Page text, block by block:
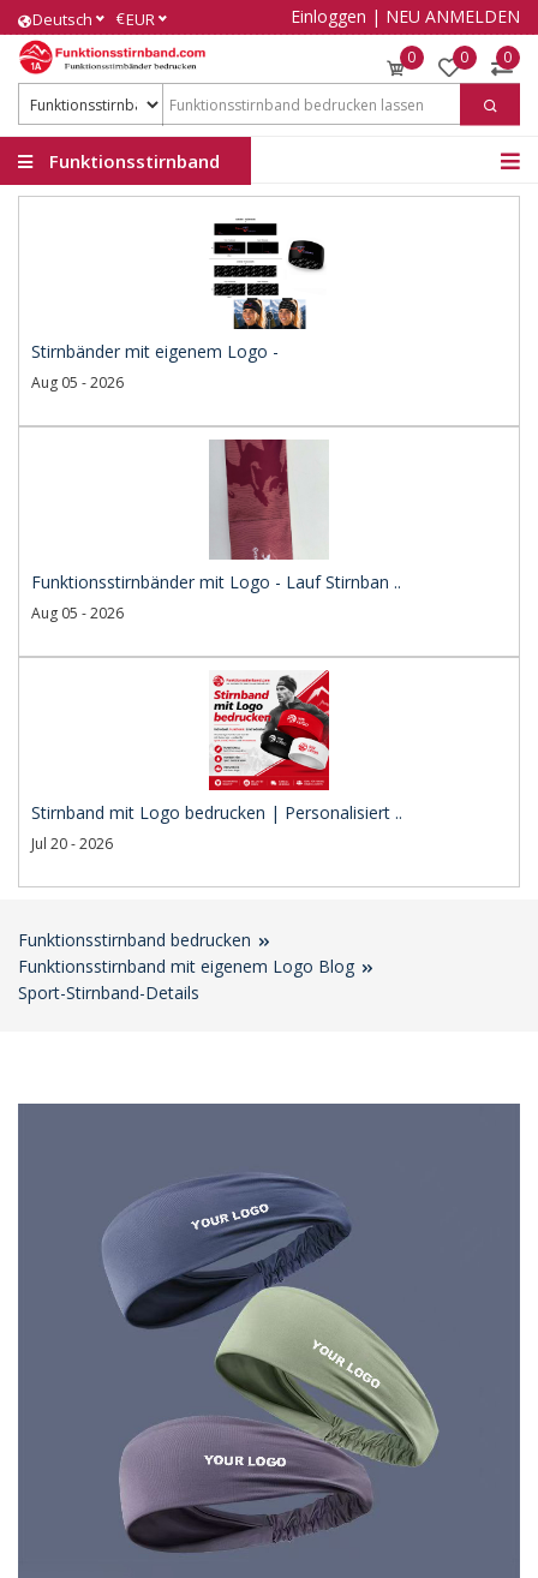
Deutsch €EUR Einloggen | NEU ANMELDEN
0 0 0
Funktionsstirnband
Stirnbänder mit eigenem Logo -
Aug 05 - 2026
Funktionsstirnbänder mit Logo - Lauf Stirnban ..
Aug 05 - 2026
Stirnband mit Logo bedrucken | Personalisiert ..
Jul 20 - 2026
Funktionsstirnband bedrucken
Funktionsstirnband mit eigenem Logo Blog
Sport-Stirnband-Details